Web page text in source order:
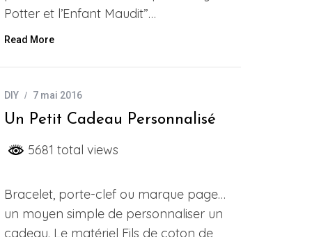
Potter et l’Enfant Maudit”…
Read More
DIY 7 mai 2016
Un Petit Cadeau Personnalisé
5681 total views
Bracelet, porte-clef ou marque page…
un moyen simple de personnaliser un
cadeau. Le matériel Fils de coton de